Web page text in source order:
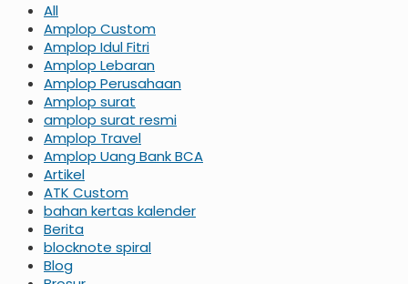
All
Amplop Custom
Amplop Idul Fitri
Amplop Lebaran
Amplop Perusahaan
Amplop surat
amplop surat resmi
Amplop Travel
Amplop Uang Bank BCA
Artikel
ATK Custom
bahan kertas kalender
Berita
blocknote spiral
Blog